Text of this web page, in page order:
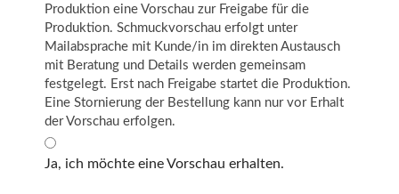
Produktion eine Vorschau zur Freigabe für die
Produktion. Schmuckvorschau erfolgt unter
Mailabsprache mit Kunde/in im direkten Austausch
mit Beratung und Details werden gemeinsam
festgelegt. Erst nach Freigabe startet die Produktion.
Eine Stornierung der Bestellung kann nur vor Erhalt
der Vorschau erfolgen.
Ja, ich möchte eine Vorschau erhalten.